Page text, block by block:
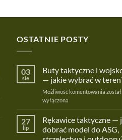
OSTATNIE POSTY
03
sie
Buty taktyczne i
— jakie wybrać w
Możliwość komentowania Buty
—
jakie
wyłączona
27
lip
Rękawice taktyczne —
dobrać model do ASG,